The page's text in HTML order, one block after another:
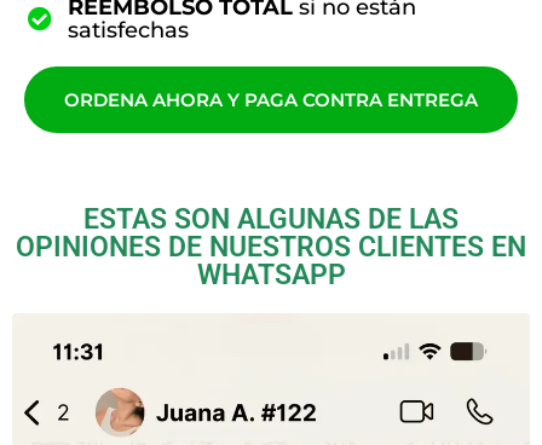
REEMBOLSO TOTAL si no están
satisfechas
ORDENA AHORA Y PAGA CONTRA ENTREGA
ESTAS SON ALGUNAS DE LAS
OPINIONES DE NUESTROS CLIENTES EN
WHATSAPP